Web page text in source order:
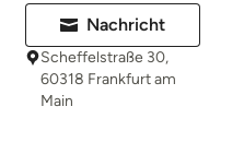
Nachricht
Scheffelstraße 30,
60318 Frankfurt am
Main